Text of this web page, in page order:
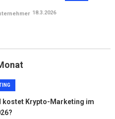
18.3.2026
kostet Krypto-Marketing im